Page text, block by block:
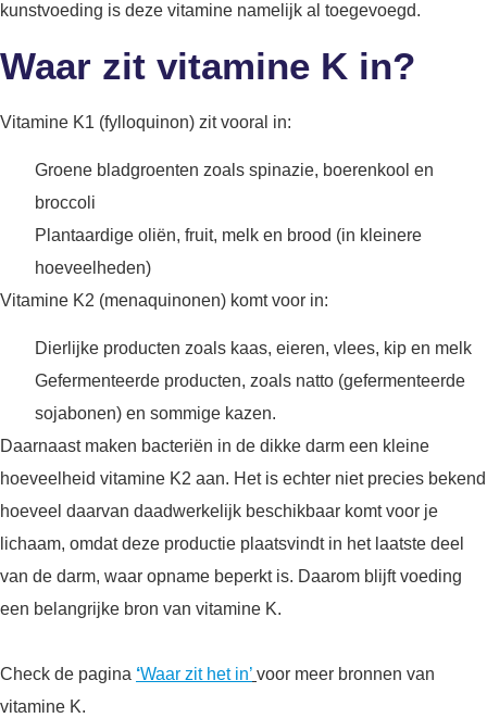
kunstvoeding is deze vitamine namelijk al toegevoegd.
Waar zit vitamine K in?
Vitamine K1 (fylloquinon) zit vooral in:
Groene bladgroenten zoals spinazie, boerenkool en
broccoli
Plantaardige oliën, fruit, melk en brood (in kleinere
hoeveelheden)
Vitamine K2 (menaquinonen) komt voor in:
Dierlijke producten zoals kaas, eieren, vlees, kip en melk
Gefermenteerde producten, zoals natto (gefermenteerde
sojabonen) en sommige kazen.
Daarnaast maken bacteriën in de dikke darm een kleine
hoeveelheid vitamine K2 aan. Het is echter niet precies bekend
hoeveel daarvan daadwerkelijk beschikbaar komt voor je
lichaam, omdat deze productie plaatsvindt in het laatste deel
van de darm, waar opname beperkt is. Daarom blijft voeding
een belangrijke bron van vitamine K.
Check de pagina ‘Waar zit het in’ voor meer bronnen van
vitamine K.